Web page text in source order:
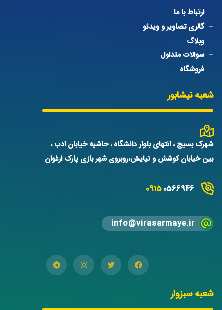
ارتباط با ما
گالری تصاویر و ویدئو
وبلاگ
سوالات متداول
فروشگاه
شعبه نیشابور
شهرک بسیج ، انتهای بلوار دانشگاه ، حاشیه خیابان ادب ،
بین خیابان کوشش و نیایش،روبروی شهر بازی پارک ارغوان
09150566946
info@virasarmaye.ir
شعبه سبزوار